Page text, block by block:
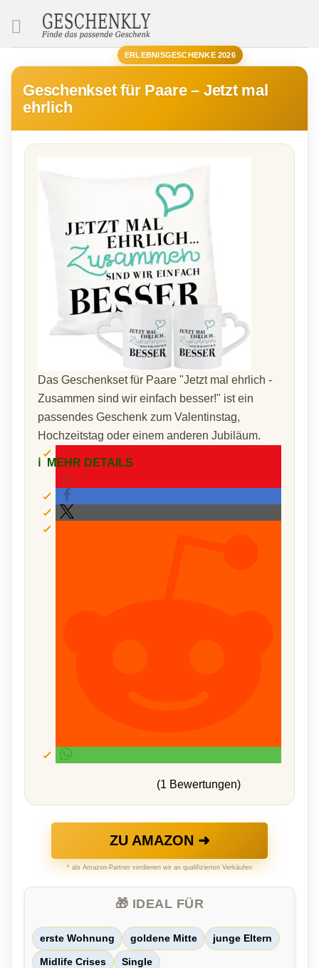
ERLEBNISGESCHENKE 2026
Geschenkset für Paare – Jetzt mal
ehrlich
Das Geschenkset für Paare "Jetzt mal ehrlich -
Zusammen sind wir einfach besser!" ist ein
passendes Geschenk zum Valentinstag,
Hochzeitstag oder einem anderen Jubiläum.
ℹ️ MEHR DETAILS
(1 Bewertungen)
ZU AMAZON ➜
* als Amazon-Partner verdienen wir an qualifizierten Verkäufen
🎁 IDEAL FÜR
erste Wohnung goldene Mitte junge Eltern
Midlife Crises Single